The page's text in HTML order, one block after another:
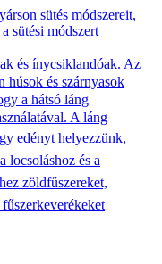
sütés módszereit,
sütési módszert
és ínycsiklandóak. Az
húsok és szárnyasok
a hátsó láng
A láng
edényt helyezzünk,
locsoláshoz és a
zöldfűszereket,